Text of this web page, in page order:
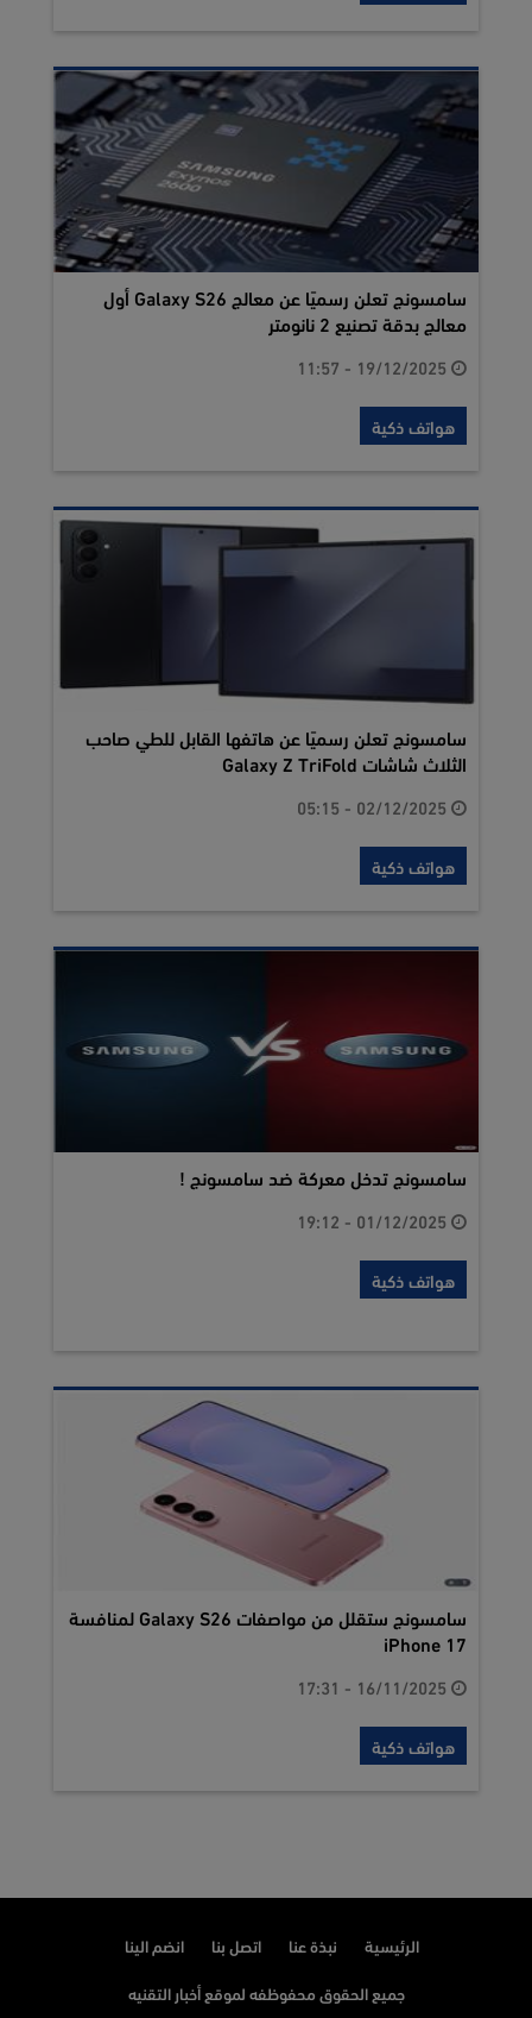
سامسونج تعلن رسميًا عن معالج Galaxy S26 أول
معالج بدقة تصنيع 2 نانومتر
هواتف ذكية
سامسونج تعلن رسميًا عن هاتفها القابل للطي صاحب
الثلاث شاشات Galaxy Z TriFold
هواتف ذكية
سامسونج تدخل معركة ضد سامسونج !
هواتف ذكية
سامسونج ستقلل من مواصفات Galaxy S26 لمنافسة
iPhone 17
هواتف ذكية
الرئيسية نبذة عنا اتصل بنا
انضم الينا
جميع الحقوق محفوظفه لموقع أخبار التقنيه